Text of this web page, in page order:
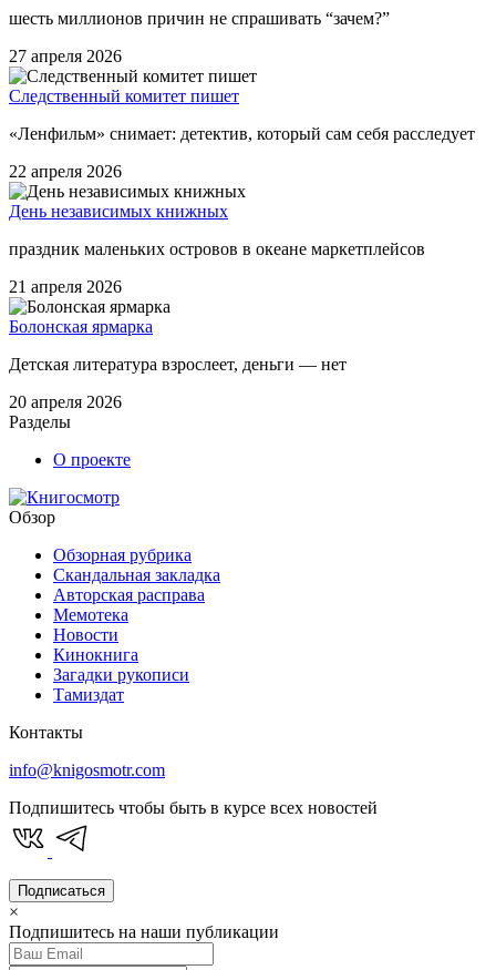
шесть миллионов причин не спрашивать “зачем?”
27 апреля 2026
Следственный комитет пишет
«Ленфильм» снимает: детектив, который сам себя расследует
22 апреля 2026
День независимых книжных
праздник маленьких островов в океане маркетплейсов
21 апреля 2026
Болонская ярмарка
Детская литература взрослеет, деньги — нет
20 апреля 2026
Разделы
О проекте
Обзор
Обзорная рубрика
Скандальная закладка
Авторская расправа
Мемотека
Новости
Кинокнига
Загадки рукописи
Тамиздат
Контакты
info@knigosmotr.com
Подпишитесь чтобы быть в курсе всех новостей
Подписаться
×
Подпишитесь на наши публикации